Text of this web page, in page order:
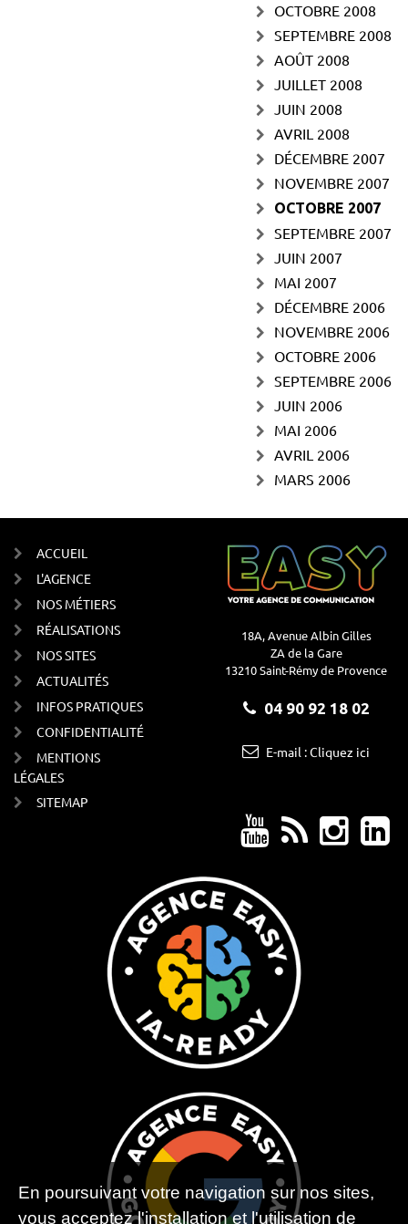
OCTOBRE 2008
SEPTEMBRE 2008
AOÛT 2008
JUILLET 2008
JUIN 2008
AVRIL 2008
DÉCEMBRE 2007
NOVEMBRE 2007
OCTOBRE 2007
SEPTEMBRE 2007
JUIN 2007
MAI 2007
DÉCEMBRE 2006
NOVEMBRE 2006
OCTOBRE 2006
SEPTEMBRE 2006
JUIN 2006
MAI 2006
AVRIL 2006
MARS 2006
ACCUEIL
L'AGENCE
NOS MÉTIERS
RÉALISATIONS
NOS SITES
ACTUALITÉS
INFOS PRATIQUES
CONFIDENTIALITÉ
MENTIONS
LÉGALES
SITEMAP
18A, Avenue Albin Gilles
ZA de la Gare
13210 Saint-Rémy de Provence
04 90 92 18 02
E-mail : Cliquez ici
En poursuivant votre navigation sur nos sites,
vous acceptez l'installation et l'utilisation de